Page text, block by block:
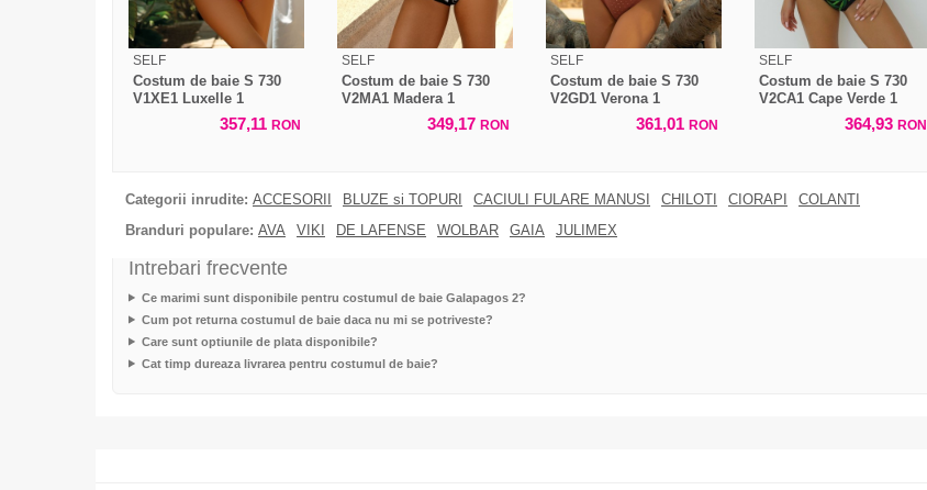
SELF
Costum de baie S 730
V1XE1 Luxelle 1
357,11 RON
SELF
Costum de baie S 730
V2MA1 Madera 1
349,17 RON
SELF
Costum de baie S 730
V2GD1 Verona 1
361,01 RON
SELF
Costum de baie S 730
V2CA1 Cape Verde 1
364,93 RON
Categorii inrudite: ACCESORII BLUZE si TOPURI CACIULI FULARE MANUSI CHILOTI CIORAPI
COLANTI
Branduri populare: AVA VIKI DE LAFENSE WOLBAR GAIA JULIMEX
Intrebari frecvente
Ce marimi sunt disponibile pentru costumul de baie Galapagos 2?
Cum pot returna costumul de baie daca nu mi se potriveste?
Care sunt optiunile de plata disponibile?
Cat timp dureaza livrarea pentru costumul de baie?